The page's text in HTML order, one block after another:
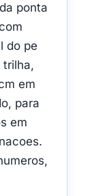
ponta
do pe
trilha,
em
para
em